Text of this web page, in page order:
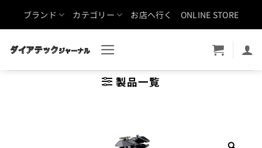
ブランド カテゴリー お店へ行く ONLINE STORE
製品一覧